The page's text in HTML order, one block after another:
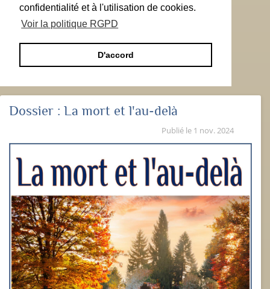
confidentialité et à l'utilisation de cookies.
Voir la politique RGPD
D'accord
Dossier : La mort et l'au-delà
Publié le 1 nov. 2024